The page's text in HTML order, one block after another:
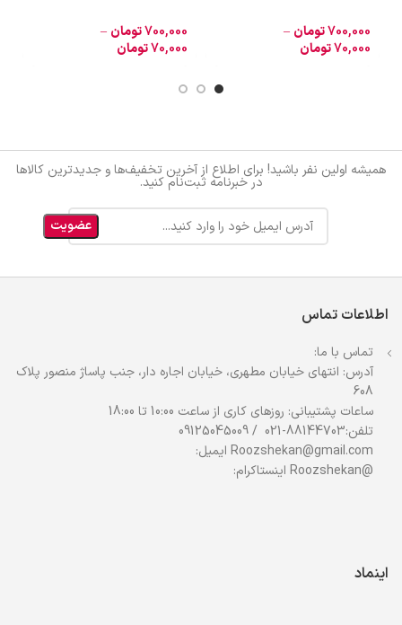
700,000تومان –
70,000تومان
700,000تومان –
70,000تومان
همیشه اولین نفر باشید! برای اطلاع از آخرین تخفیف‌ها و جدیدترین کالاها
در خبرنامه ثبت‌نام کنید.
اطلاعات تماس
تماس با ما:
آدرس: انتهای خیابان مطهری، خیابان اجاره دار، جنب پاساژ منصور پلاک
608
ساعات پشتیبانی: روزهای کاری از ساعت 10:00 تا 18:00
تلفن:88144703-021 / 09125045009
Roozshekan@gmail.com ایمیل:
@Roozshekan اینستاکرام:
اینماد